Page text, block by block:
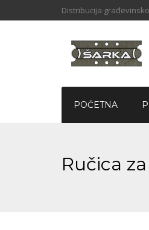
Distribucija
POČETNA
Ručica